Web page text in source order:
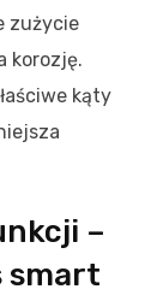
zużycie
korozję.
kąty
–
smart